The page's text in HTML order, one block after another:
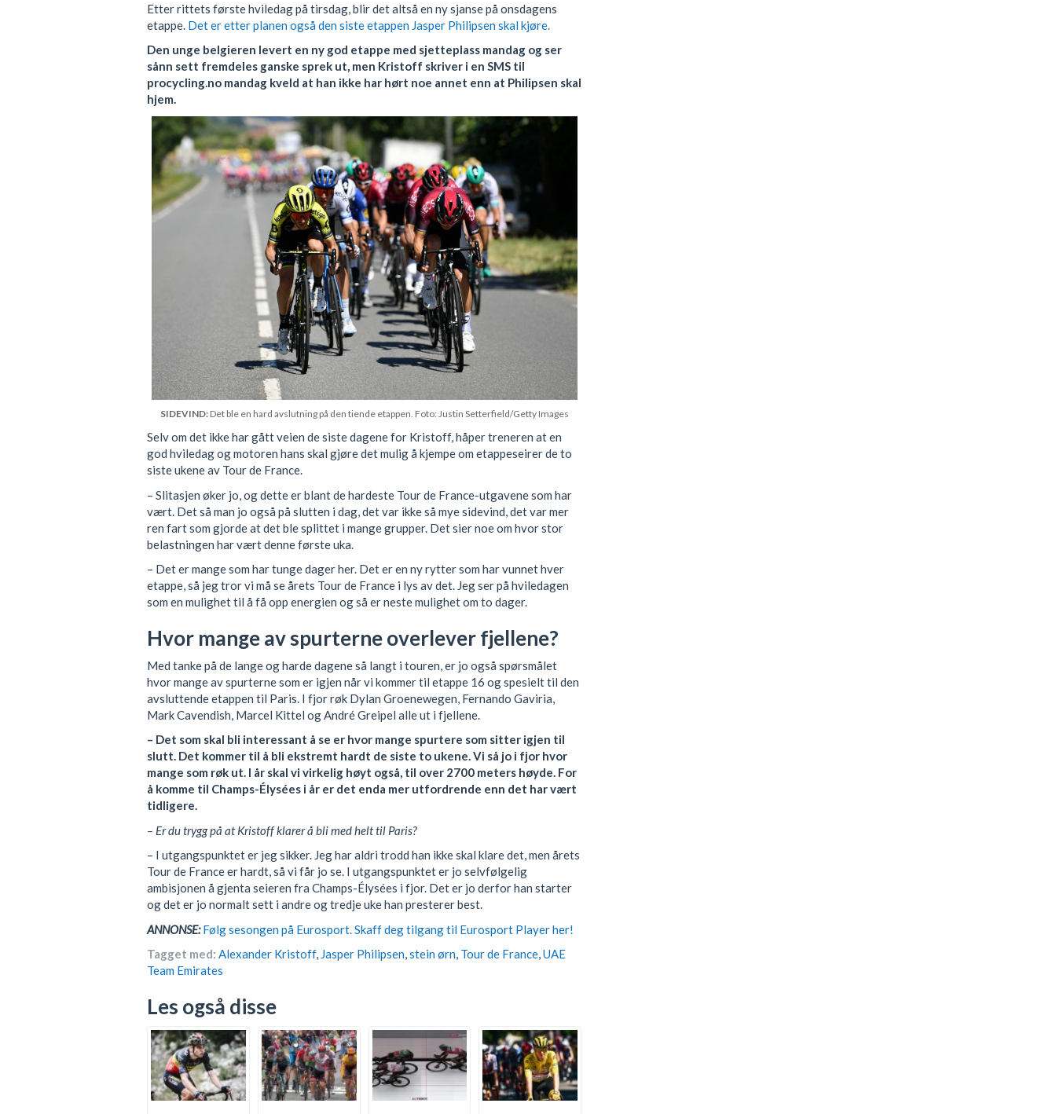
Etter rittets første hviledag på tirsdag, blir det altså en ny sjanse på onsdagens
etappe. Det er etter planen også den siste etappen Jasper Philipsen skal kjøre.
Den unge belgieren levert en ny god etappe med sjetteplass mandag og ser
sånn sett fremdeles ganske sprek ut, men Kristoff skriver i en SMS til
procycling.no mandag kveld at han ikke har hørt noe annet enn at Philipsen skal
hjem.
SIDEVIND:Det ble en hard avslutning på den tiende etappen. Foto: Justin Setterfield/Getty Images
Selv om det ikke har gått veien de siste dagene for Kristoff, håper treneren at en
god hviledag og motoren hans skal gjøre det mulig å kjempe om etappeseirer de to
siste ukene av Tour de France.
– Slitasjen øker jo, og dette er blant de hardeste Tour de France-utgavene som har
vært. Det så man jo også på slutten i dag, det var ikke så mye sidevind, det var mer
ren fart som gjorde at det ble splittet i mange grupper. Det sier noe om hvor stor
belastningen har vært denne første uka.
– Det er mange som har tunge dager her. Det er en ny rytter som har vunnet hver
etappe, så jeg tror vi må se årets Tour de France i lys av det. Jeg ser på hviledagen
som en mulighet til å få opp energien og så er neste mulighet om to dager.
Hvor mange av spurterne overlever fjellene?
Med tanke på de lange og harde dagene så langt i touren, er jo også spørsmålet
hvor mange av spurterne som er igjen når vi kommer til etappe 16 og spesielt til den
avsluttende etappen til Paris. I fjor røk Dylan Groenewegen, Fernando Gaviria,
Mark Cavendish, Marcel Kittel og André Greipel alle ut i fjellene.
– Det som skal bli interessant å se er hvor mange spurtere som sitter igjen til
slutt. Det kommer til å bli ekstremt hardt de siste to ukene. Vi så jo i fjor hvor
mange som røk ut. I år skal vi virkelig høyt også, til over 2700 meters høyde. For
å komme til Champs-Élysées i år er det enda mer utfordrende enn det har vært
tidligere.
– Er du trygg på at Kristoff klarer å bli med helt til Paris?
– I utgangspunktet er jeg sikker. Jeg har aldri trodd han ikke skal klare det, men årets
Tour de France er hardt, så vi får jo se. I utgangspunktet er jo selvfølgelig
ambisjonen å gjenta seieren fra Champs-Élysées i fjor. Det er jo derfor han starter
og det er jo normalt sett i andre og tredje uke han presterer best.
ANNONSE: Følg sesongen på Eurosport. Skaff deg tilgang til Eurosport Player her!
Tagget med: Alexander Kristoff, Jasper Philipsen,stein ørn, Tour de France,UAE
Team Emirates
Les også disse